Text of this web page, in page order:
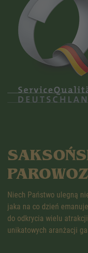
Niech Państwo ulegną
jaka na co dzień
do odkrycia wielu
unikatowych aranżacji